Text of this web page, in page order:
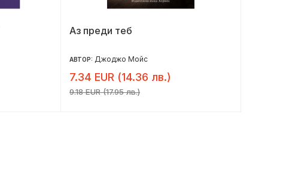
Аз преди теб
АВТОР: Джоджо Мойс
7.34 EUR (14.36 лв.)
9.18 EUR (17.95 лв.)